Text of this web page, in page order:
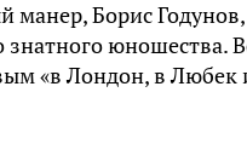
манер, Борис
знатного юношества.
«в Лондон, в